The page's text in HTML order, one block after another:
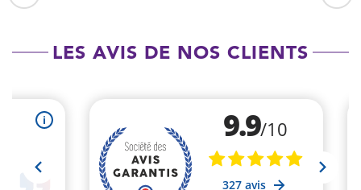
LES AVIS DE NOS CLIENTS